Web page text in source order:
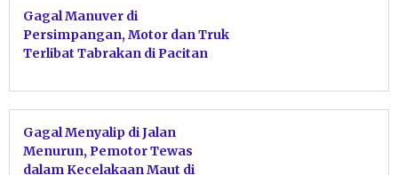
Gagal Manuver di
Persimpangan, Motor dan Truk
Terlibat Tabrakan di Pacitan
Gagal Menyalip di Jalan
Menurun, Pemotor Tewas
dalam Kecelakaan Maut di